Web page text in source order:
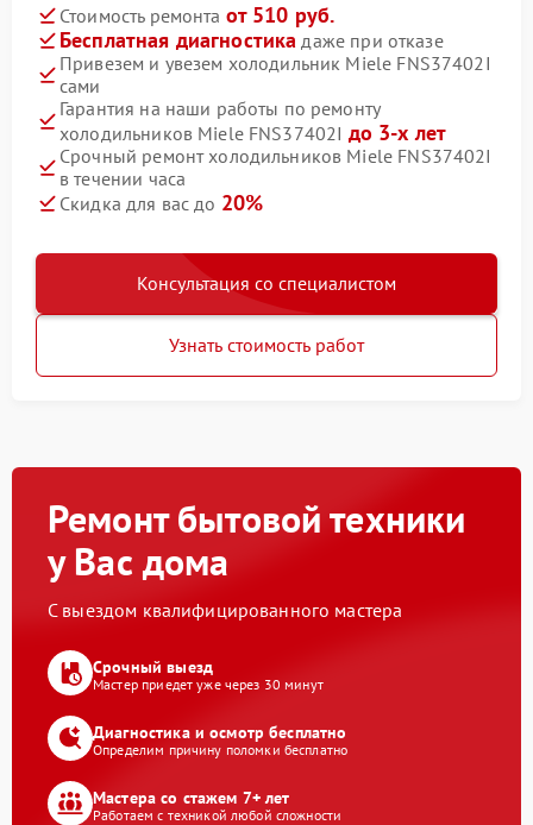
Стоимость ремонта от 510 руб.
Бесплатная диагностика даже при отказе
Привезем и увезем холодильник Miele FNS37402I
сами
Гарантия на наши работы по ремонту
холодильников Miele FNS37402I до 3-х лет
Срочный ремонт холодильников Miele FNS37402I
в течении часа
Скидка для вас до 20%
Консультация со специалистом
Узнать стоимость работ
Ремонт бытовой техники
у Вас дома
С выездом квалифицированного мастера
Срочный выезд
Мастер приедет уже через 30 минут
Диагностика и осмотр бесплатно
Определим причину поломки бесплатно
Мастера со стажем 7+ лет
Работаем с техникой любой сложности